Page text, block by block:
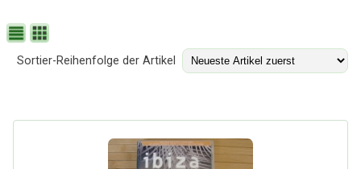
Sortier-Reihenfolge der Artikel